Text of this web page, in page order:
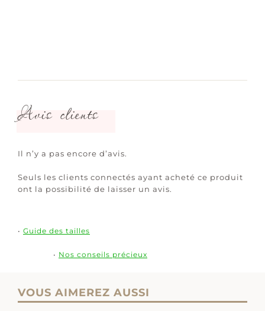
Avis clients
Il n’y a pas encore d’avis.
Seuls les clients connectés ayant acheté ce produit
ont la possibilité de laisser un avis.
• Guide des tailles
• Nos conseils précieux
VOUS AIMEREZ AUSSI